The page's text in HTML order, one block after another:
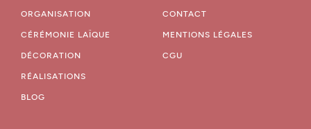
ORGANISATION
CÉRÉMONIE LAÏQUE
DÉCORATION
RÉALISATIONS
BLOG
CONTACT
MENTIONS LÉGALES
CGU